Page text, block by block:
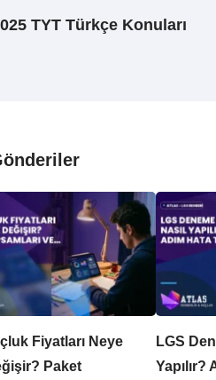
TYT Türkçe Konuları
Fiyatları Neye
Paket
LGS
Yapılır?